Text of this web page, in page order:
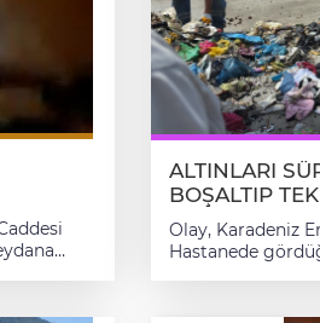
sol
ALTINLARI
BOŞALTIP
Olay, Karadeniz
Hastanede
taşımakta